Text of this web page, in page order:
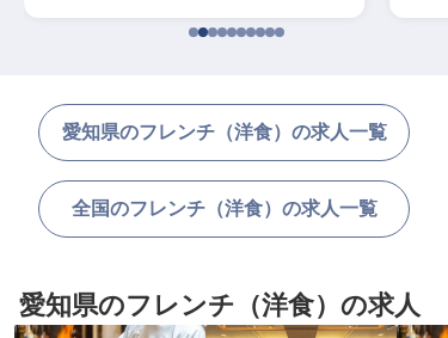
愛知県のフレンチ（洋食）の求人一覧
全国のフレンチ（洋食）の求人一覧
愛知県のフレンチ（洋食）の求人